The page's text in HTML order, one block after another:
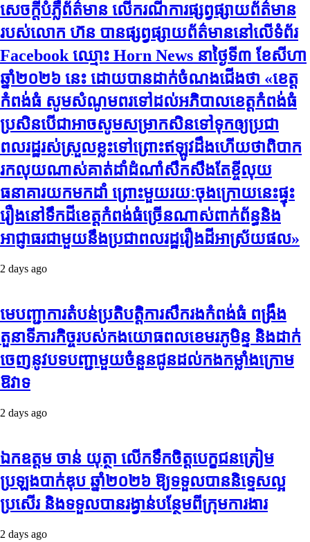
សេចក្តីបំភ្លឺព័ត៌មាន លេីករណីការផ្សព្វផ្សាយព័ត៌មាន
របស់លោក ហ៊ន បានផ្សព្វផ្សាយព័ត៌មាននៅលើទំព័រ
Facebook ឈ្មោះ Horn News នាថ្ងៃទី​៣ ខែសីហា
ឆ្នាំ​២០២៦ នេះ ដោយបានដាក់ចំណងជើងថា «ខេត្ត
កំពង់ធំ សូមសំណូមពរទៅដល់អភិបាលខេត្តកំពង់ធំ
ប្រសិនបើជាអាចសូមសម្រាកសិនទៅទុកឲ្យប្រជា
ពលរដ្ឋរស់ស្រួលខ្លះទៅព្រោះឥឡូវដឹងហើយថាពិបាក
រកលុយណាស់គាត់ដាំដំណាំសឹកសឹងតែខ្ចីលុយ
ធនាគារយកមកដាំ ព្រោះមួយរយៈចុងក្រោយនេះផ្ទុះ
រឿងនៅទឹកដីខេត្តកំពង់ធំច្រើនណាស់ពាក់ព័ន្ធនិង
អាជ្ញាធរជាមួយនឹងប្រជាពលរដ្ឋរឿងដីអាស្រ័យផល»
2 days ago
មេបញ្ជាការតំបន់ប្រតិបត្តិការសឹករងកំពង់ធំ ពង្រឹង
តួនាទីភារកិច្ចរបស់កងយោធពលខេមរភូមិន្ទ និងដាក់
ចេញនូវបទបញ្ជាមួយចំនួនជូនដល់កងកម្លាំងក្រោម
ឱវាទ
2 days ago
ឯកឧត្តម ចាន់ យុត្ថា លើកទឹកចិត្តបេក្ខជនត្រៀម
ប្រឡងបាក់ឌុប ឆ្នាំ២០២៦ ឱ្យទទួលបាននិទ្ទេសល្អ
ប្រសើរ និងទទួលបានរង្វាន់បន្ថែមពីក្រុមការងារ
2 days ago